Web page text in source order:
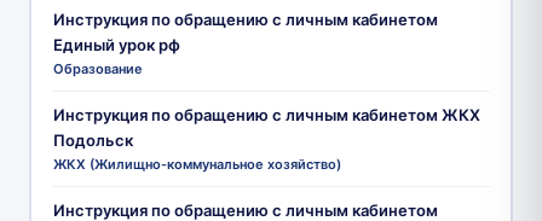
Инструкция по обращению с личным кабинетом
Единый урок рф
Образование
Инструкция по обращению с личным кабинетом ЖКХ
Подольск
ЖКХ (Жилищно-коммунальное хозяйство)
Инструкция по обращению с личным кабинетом